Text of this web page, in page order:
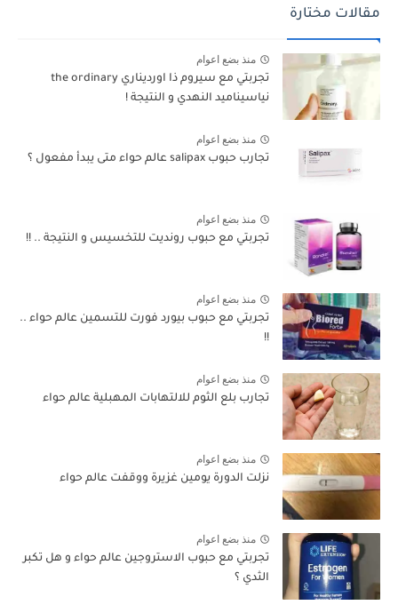
مقالات مختارة
منذ بضع اعوام
تجربتي مع سيروم ذا اورديناري the ordinary
نياسيناميد النهدي و النتيجة !
منذ بضع اعوام
تجارب حبوب salipax عالم حواء متى يبدأ مفعول ؟
منذ بضع اعوام
تجربتي مع حبوب رونديت للتخسيس و النتيجة .. !!
منذ بضع اعوام
تجربتي مع حبوب بيورد فورت للتسمين عالم حواء ..
!!
منذ بضع اعوام
تجارب بلع الثوم للالتهابات المهبلية عالم حواء
منذ بضع اعوام
نزلت الدورة يومين غزيرة ووقفت عالم حواء
منذ بضع اعوام
تجربتي مع حبوب الاستروجين عالم حواء و هل تكبر
الثدي ؟